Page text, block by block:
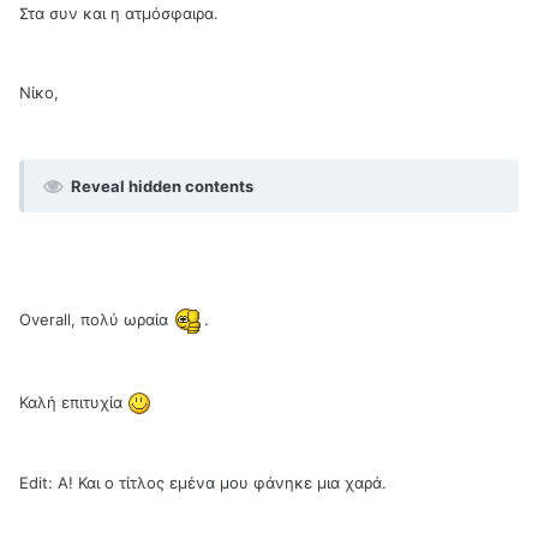
Στα συν και η ατμόσφαιρα.
Νίκο,
Reveal hidden contents
Overall, πολύ ωραία .
Καλή επιτυχία
Edit: Α! Και ο τίτλος εμένα μου φάνηκε μια χαρά.